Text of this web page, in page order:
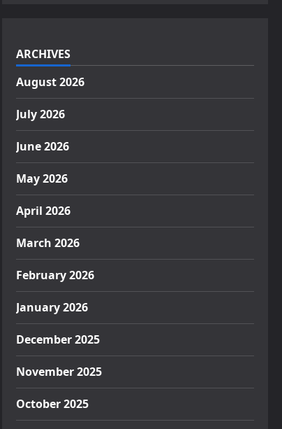
ARCHIVES
August 2026
July 2026
June 2026
May 2026
April 2026
March 2026
February 2026
January 2026
December 2025
November 2025
October 2025